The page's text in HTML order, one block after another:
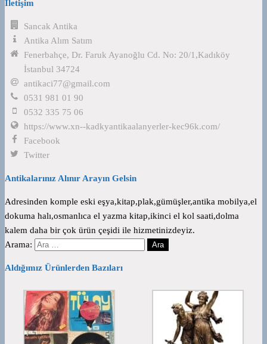
İletişim
Sancak Antika
Antika Alım Satım
Fenerbahçe, Dr. Faruk Ayanoğlu Cd. No: 20/1,Kadıköy
İstanbul 34724
antikaci77@gmail.com
0531 981 01 90
0532 335 75 06
https://www.xn--kadkyantikaalanyerler-kec96k.com/
Facebook
Twitter
Antikalarınız Alınır Arayın Gelsin
Adresinden komple eski eşya,kitap,plak,gümüşler,antika mobilya,el
dokuma halı,osmanlıca el yazma kitap,ikinci el kol saati,dolma
kalem daha bir çok ürün çeşidi ile hizmetinizdeyiz.
Arama:
Aldığımız Ürünlerden Bazıları